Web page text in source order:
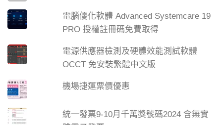
電腦優化軟體 Advanced Systemcare 19
PRO 授權註冊碼免費取得
電源供應器檢測及硬體效能測試軟體
OCCT 免安裝繁體中文版
機場捷運票價優惠
統一發票9-10月千萬獎號碼2024 含無實